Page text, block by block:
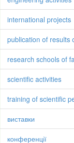
international projects
publication of results
research schools of
scientific activities
training of scientific
виставки
конференції